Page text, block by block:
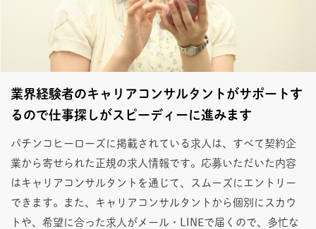
業界経験者のキャリアコンサルタントがサポートす
るので仕事探しがスピーディーに進みます
パチンコヒーローズに掲載されている求人は、すべて契約企
業から寄せられた正規の求人情報です。応募いただいた内容
はキャリアコンサルタントを通じて、スムーズにエントリー
できます。また、キャリアコンサルタントから個別にスカウ
トや、希望に合った求人がメール・LINEで届くので、多忙な